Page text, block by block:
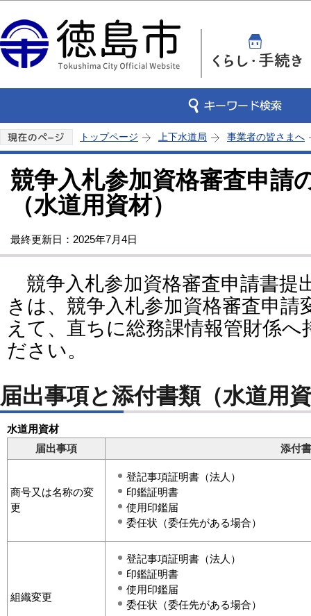
トップページ 上下水道局 事業者の皆さまへ
競争入札参加資格審査申請
（水道用資材）
最終更新日：2025年7月4日
競争入札参加資格審査申請書提
きは、競争入札参加資格審査申請
えて、直ちに総務課情報管財係
ださい。
届出事項と添付書類（水道用
水道用資材
届出事項
添付
商号又は名称の変
更
登記事項証明書（法人）
印鑑証明書
使用印鑑届
委任状（委任先がある場合）
組織変更
登記事項証明書（法人）
印鑑証明書
使用印鑑届
委任状（委任先がある場合）